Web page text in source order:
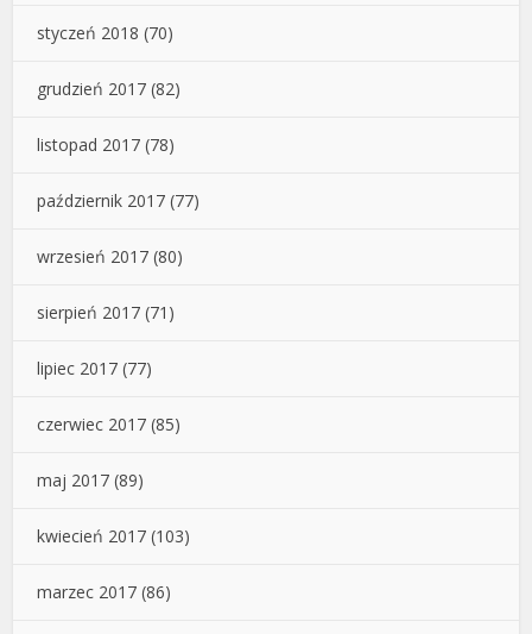
styczeń 2018 (70)
grudzień 2017 (82)
listopad 2017 (78)
październik 2017 (77)
wrzesień 2017 (80)
sierpień 2017 (71)
lipiec 2017 (77)
czerwiec 2017 (85)
maj 2017 (89)
kwiecień 2017 (103)
marzec 2017 (86)